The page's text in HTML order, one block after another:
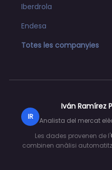
Iberdrola
Endesa
Totes les companyies
IR
Iván Ramírez
Analista del mercat
Les dades provenen de l'
combinen anàlisi